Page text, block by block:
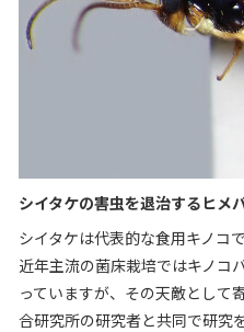
シイタケの害虫を退治するヒメ
シイタケは代表的な食用キノコ
近年主流の菌床栽培ではキノコ
っていますが、その天敵として
合研究所の研究者と共同で研究